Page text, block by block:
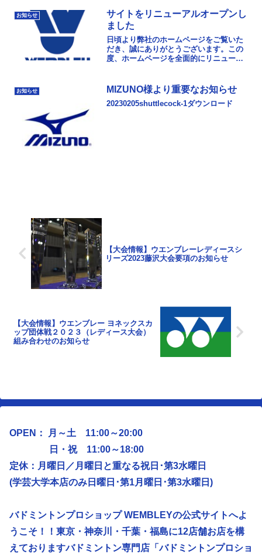
お知らせ
サイトをリニューアルオープンし
ました
日頃より弊社のホームページをご覧いた
だき、誠にありがとうございます。この
度、ホームページを全面的にリニューア
構成を見直し、新規機...
お知らせ MIZUNO様より重要なお知らせ
20230205shuttlecock-1ダウンロード
【大会情報】ウエンブレーレディースシ
リーズ2023藤沢大会要項のお知らせ
【大会情報】ウエンブレー ヨネックスカ
ップ団体戦２０２３（レディース大会）
組み合わせのお知らせ
OPEN： 月～土 11:00～20:00
日・祝 11:00～18:00
定休：月曜日／ 月曜日と重なる祝日･第3水曜日
(学芸大学本店のみ日曜日･第1月曜日･第3水曜日)
バドミントンプロショップ WEMBLEYの公式サイトへよ
うこそ！！東京・神奈川・千葉・福島に12店舗お店を構
えておりますバドミントン専門店「バドミントンプロショ